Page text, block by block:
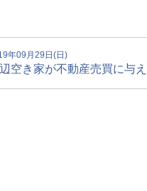
年09月29日(日)
空き家が不動産売買に与